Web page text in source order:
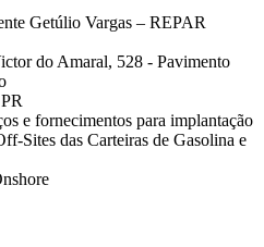
Getúlio Vargas – REPAR
do Amaral, 528 - Pavimento
e fornecimentos para implantação
Sites das Carteiras de Gasolina e